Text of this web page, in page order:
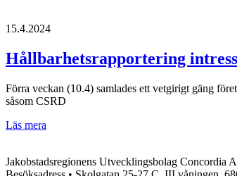
15.4.2024
Hållbarhetsrapportering
Förra veckan (10.4) samlades ett vetgirigt gäng
såsom CSRD
Läs mera
Jakobstadsregionens Utvecklingsbolag Concordia